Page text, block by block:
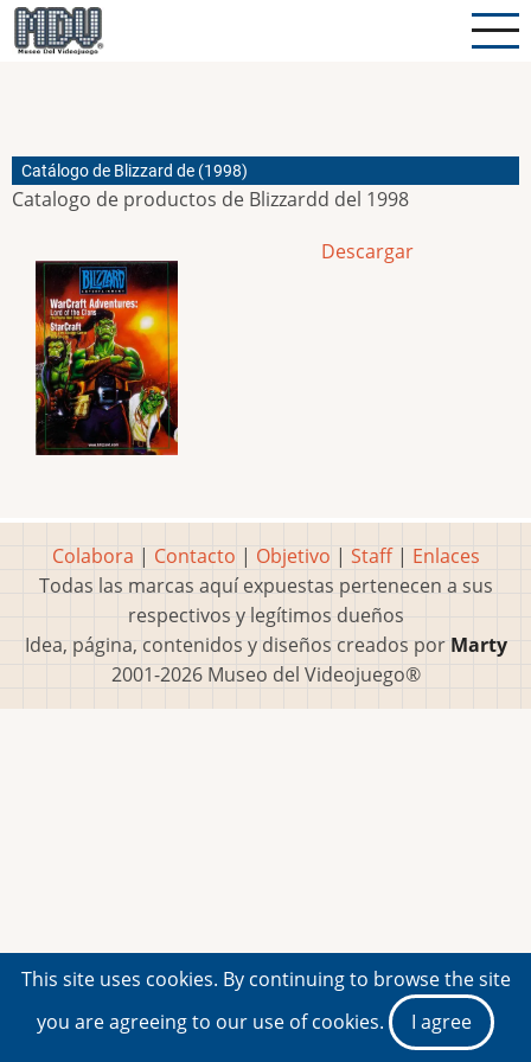
Pasar
al
Catálogo de Blizzard de (1998)
Catalogo de productos de Blizzardd del 1998
Descargar
Colabora | Contacto | Objetivo | Staff| Enlaces
Todas las marcas aquí expuestas pertenecen a sus
respectivos y legítimos dueños
Idea, página, contenidos y diseños creados por Marty
2001-2026 Museo del Videojuego®
This site uses cookies. By continuing to browse the site
you are agreeing to our use of cookies.
I agree